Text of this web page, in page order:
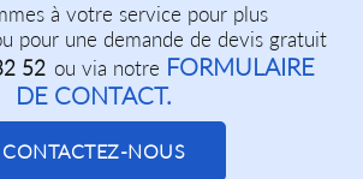
à votre service pour plus
pour une demande de devis gratuit
52 ou via notre FORMULAIRE
DE CONTACT.
CONTACTEZ-NOUS